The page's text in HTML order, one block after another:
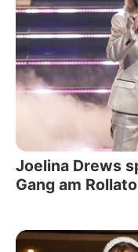
Joelina Drews
Gang am